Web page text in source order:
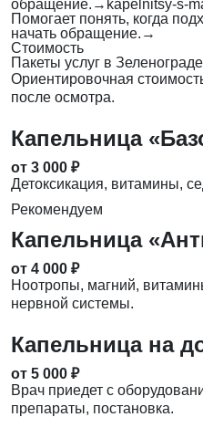
обращение. → kapelnitsy-s-
Помогает понять, когда
начать обращение. →
Стоимость
Пакеты услуг в Зеленограде
Ориентировочная
после осмотра.
Капельница
от 3 000 ₽
Детоксикация, витамины,
Рекомендуем
Капельница
от 4 000 ₽
Ноотропы, магний,
нервной системы.
Капельница на
от 5 000 ₽
Врач приедет с
препараты, постановка.